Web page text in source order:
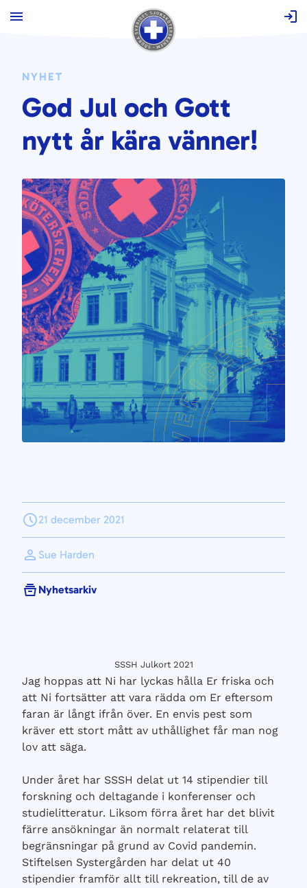
innehållNYHET
God Jul och Gott
nytt år kära vänner!
21 december 2021
Sue Harden
Nyhetsarkiv
SSSH Julkort 2021
Jag hoppas att Ni har lyckas hålla Er friska och
att Ni fortsätter att vara rädda om Er eftersom
faran är långt ifrån över. En envis pest som
kräver ett stort mått av uthållighet får man nog
lov att säga.
Under året har SSSH delat ut 14 stipendier till
forskning och deltagande i konferenser och
studielitteratur. Liksom förra året har det blivit
färre ansökningar än normalt relaterat till
begränsningar på grund av Covid pandemin.
Stiftelsen Systergården har delat ut 40
stipendier framför allt till rekreation, till de av